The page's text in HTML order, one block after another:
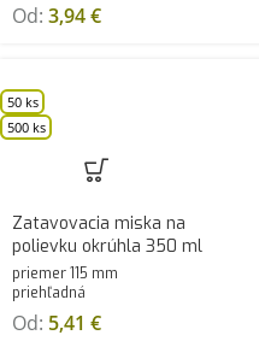
Od: 3,94€
50 ks
500 ks
Zatavovacia miska na
polievku okrúhla 350 ml
priemer 115 mm
priehľadná
Od: 5,41 €